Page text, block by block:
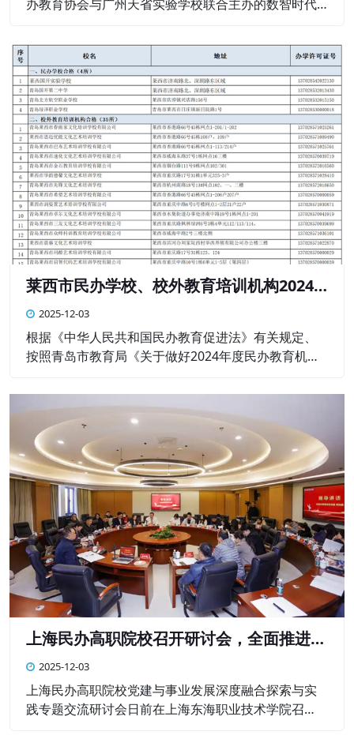
办教育协会与广州天省实验学校联合主办的数智时代
行。
莱西市民办学校、校外教育培训机构2024
年度办学年检结果公示
2025-12-03
根据《中华人民共和国民办教育促进法》有关规定、
按照青岛市教育局《关于做好2024年度民办教育机构
莱西市教育和体育局对民办学校（民办中小学、职业
学校）、校外教育培训机构2024年度办学情况进行了
年检
上海民办高职院校召开研讨会，全面推进学
校党建工作
2025-12-03
上海民办高职院校党建与事业发展深度融合探索与实
践专题交流研讨会日前在上海东海职业技术学院召